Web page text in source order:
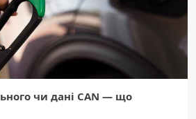
чи дані CAN — що